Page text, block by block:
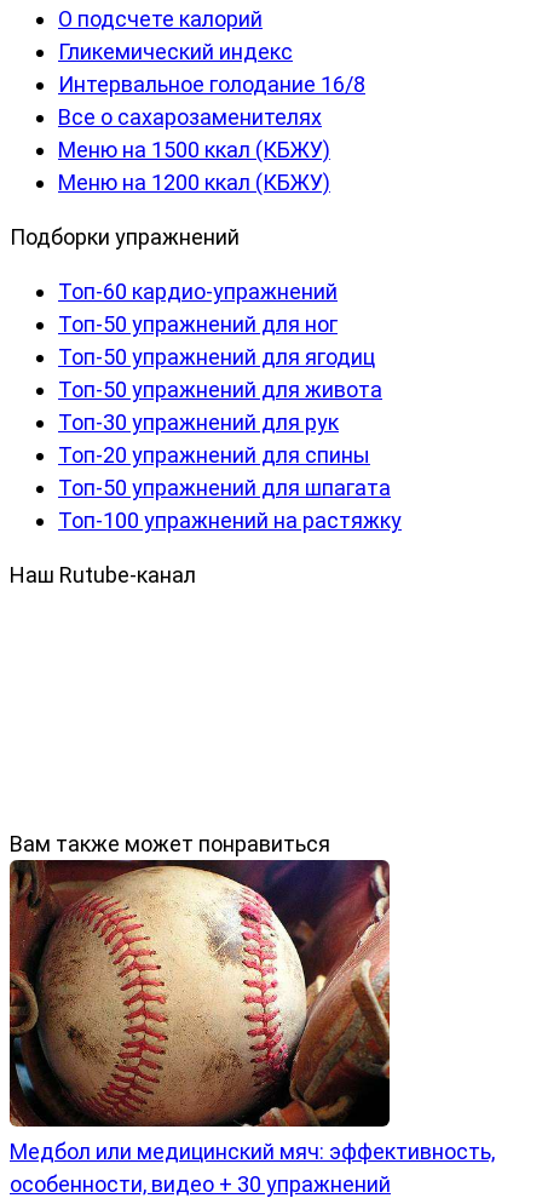
О подсчете калорий
Гликемический индекс
Интервальное голодание 16/8
Все о сахарозаменителях
Меню на 1500 ккал (КБЖУ)
Меню на 1200 ккал (КБЖУ)
Подборки упражнений
Топ-60 кардио-упражнений
Топ-50 упражнений для ног
Топ-50 упражнений для ягодиц
Топ-50 упражнений для живота
Топ-30 упражнений для рук
Топ-20 упражнений для спины
Топ-50 упражнений для шпагата
Топ-100 упражнений на растяжку
Наш Rutube-канал
Вам также может понравиться
Медбол или медицинский мяч: эффективность,
особенности, видео + 30 упражнений